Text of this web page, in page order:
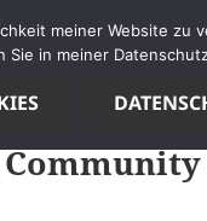
Community
meiner Website zu
in meiner